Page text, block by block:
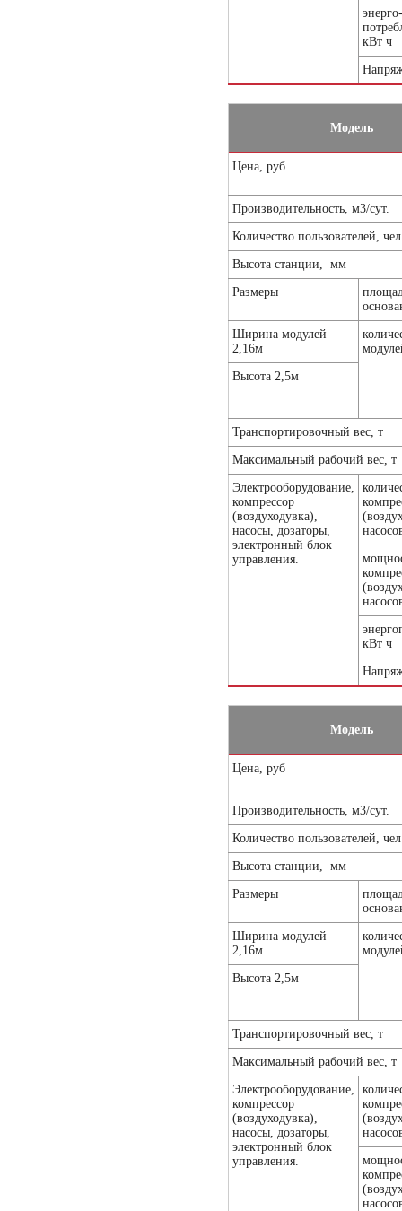
энерго-
кВт ч
Модель
Цена, руб
Производительность, м3/сут.
Количество пользователей, чел
Высота станции, мм
Размеры
Ширина модулей
2,16м
Высота 2,5м
Транспортировочный вес, т
Максимальный рабочий вес, т
Электрооборудование,
компрессор
(воздуходувка),
насосы, дозаторы,
электронный блок
управления.
кВт ч
Модель
Цена, руб
Производительность, м3/сут.
Количество пользователей, чел
Высота станции, мм
Размеры
Ширина модулей
2,16м
Высота 2,5м
Транспортировочный вес, т
Максимальный рабочий вес, т
Электрооборудование,
компрессор
(воздуходувка),
насосы, дозаторы,
электронный блок
управления.